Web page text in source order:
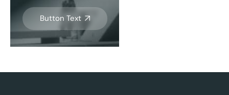
Button Text